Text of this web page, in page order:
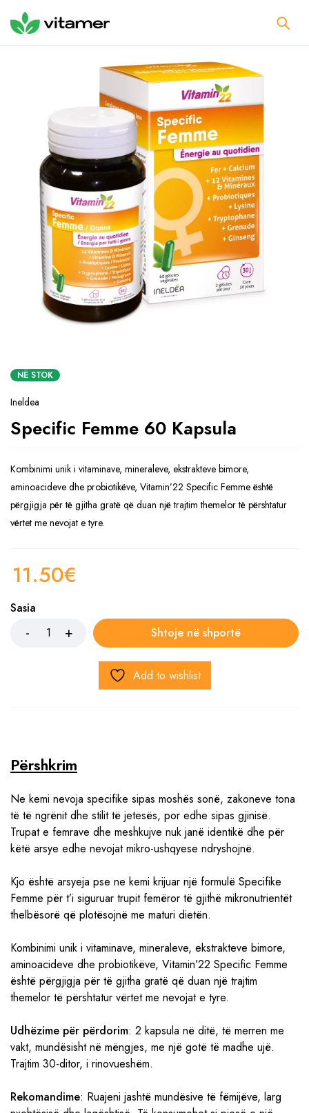
NË STOK
Ineldea
Specific Femme 60 Kapsula
Kombinimi unik i vitaminave, mineraleve, ekstrakteve bimore,
aminoacideve dhe probiotikëve, Vitamin’22 Specific Femme është
përgjigja për të gjitha gratë që duan një trajtim themelor të përshtatur
vërtet me nevojat e tyre.
11.50€
Sasia
Shtoje në shportë
Add to wishlist
Përshkrim
Ne kemi nevoja specifike sipas moshës sonë, zakoneve tona
të të ngrënit dhe stilit të jetesës, por edhe sipas gjinisë.
Trupat e femrave dhe meshkujve nuk janë identikë dhe për
këtë arsye edhe nevojat mikro-ushqyese ndryshojnë.
Kjo është arsyeja pse ne kemi krijuar një formulë Specifike
Femme për t’i siguruar trupit femëror të gjithë mikronutrientët
thelbësorë që plotësojnë me maturi dietën.
Kombinimi unik i vitaminave, mineraleve, ekstrakteve bimore,
aminoacideve dhe probiotikëve, Vitamin’22 Specific Femme
është përgjigja për të gjitha gratë që duan një trajtim
themelor të përshtatur vërtet me nevojat e tyre.
Udhëzime për përdorim: 2 kapsula në ditë, të merren me
vakt, mundësisht në mëngjes, me një gotë të madhe ujë.
Trajtim 30-ditor, i rinovueshëm.
Rekomandime: Ruajeni jashtë mundësive të fëmijëve, larg